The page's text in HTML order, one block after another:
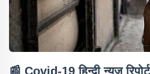
📰 Covid-19 हिन्दी न्यूज़